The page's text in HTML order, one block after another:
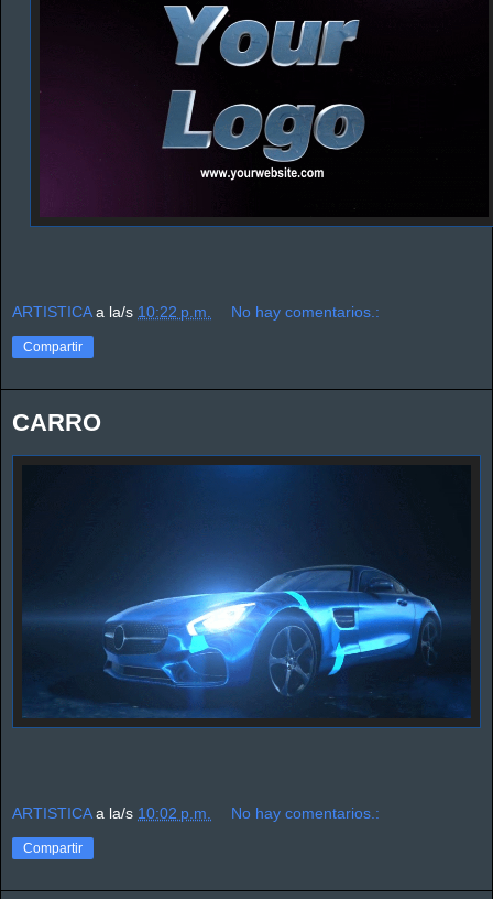
ARTISTICA a la/s 10:22 p.m. No hay comentarios.:
Compartir
CARRO
ARTISTICA a la/s 10:02 p.m. No hay comentarios.:
Compartir